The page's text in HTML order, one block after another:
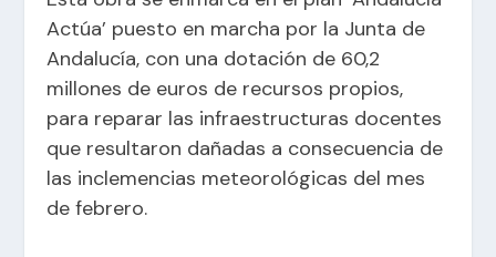
Actúa’ puesto en marcha por la Junta de
Andalucía, con una dotación de 60,2
millones de euros de recursos propios,
para reparar las infraestructuras docentes
que resultaron dañadas a consecuencia de
las inclemencias meteorológicas del mes
de febrero.